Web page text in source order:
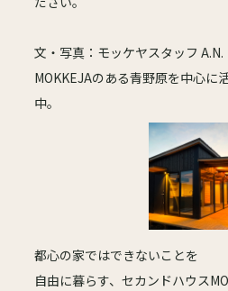
文・写真：モッケヤスタッフ A.N.
MOKKEJAのある青野原を中心に
中。
都心の家ではできないことを
自由に暮らす、セカンドハウス